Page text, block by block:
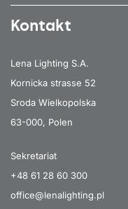
Kontakt
Lena Lighting S.A.
Kornicka strasse 52
Sroda Wielkopolska
63-000, Polen
Sekretariat
+48 61 28 60 300
office@lenalighting.pl